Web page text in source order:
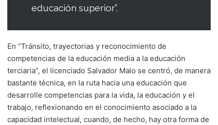
educación superior”.
En “Tránsito, trayectorias y reconocimiento de
competencias de la educación media a la educación
terciaria”, el licenciado Salvador Malo se centró, de manera
bastante técnica, en la ruta hacia una educación que
desarrolle competencias para la vida, la educación y el
trabajo, reflexionando en el conocimiento asociado a la
capacidad intelectual, cuando, de hecho, hay otra forma de